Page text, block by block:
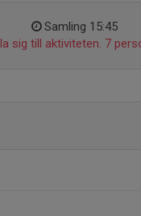
Samling 15:45
sig till aktiviteten. 7